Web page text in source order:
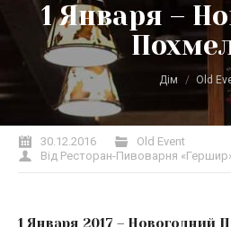
1 Января –
Дім Old
30.12.2016
Old Event
Від Ресторан-Пивоварня
1 Января 2017 – Новогодний